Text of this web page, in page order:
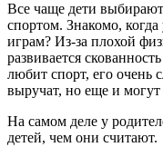
Все чаще дети
спортом. Знакомо,
играм? Из-за плохой
развивается
любит спорт, его очень
выручат, но еще и могут
На самом деле у
детей, чем они считают.